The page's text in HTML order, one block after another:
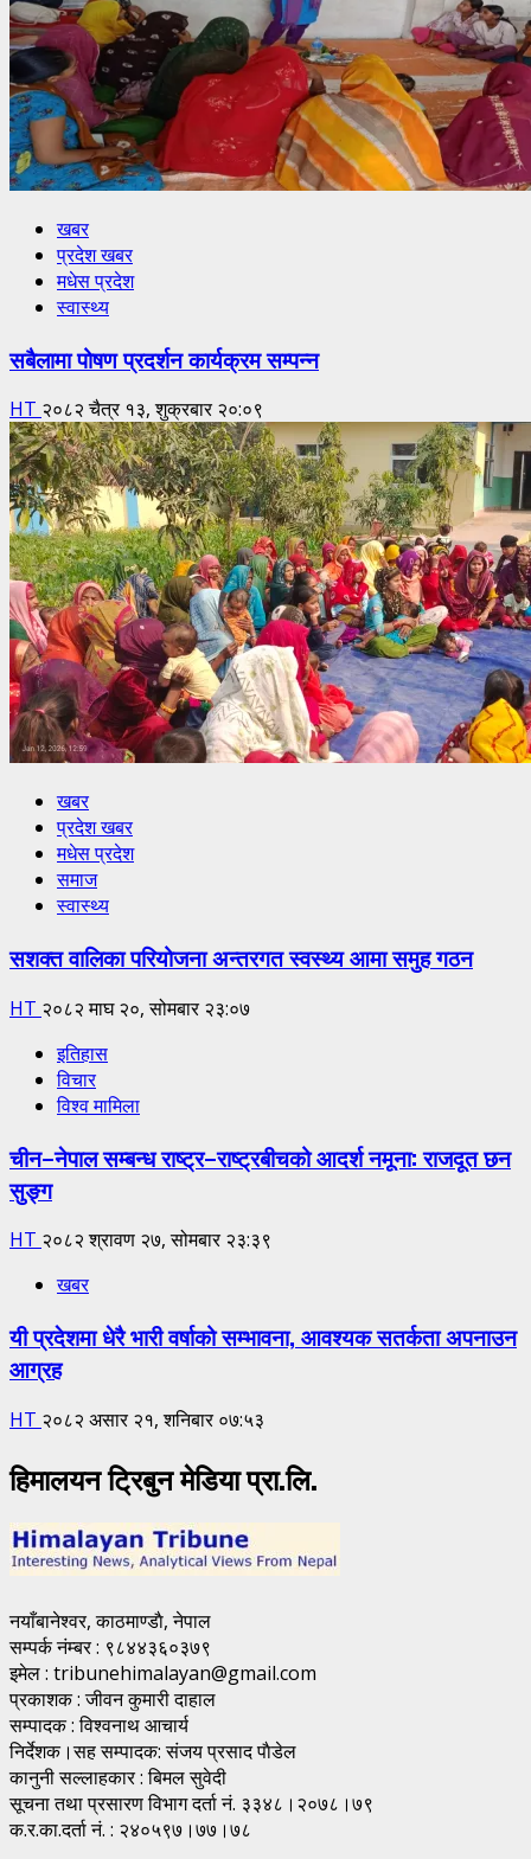
खबर
प्रदेश खबर
मधेस प्रदेश
स्वास्थ्य
सबैलामा पोषण प्रदर्शन कार्यक्रम सम्पन्न
HT २०८२ चैत्र १३, शुक्रबार २०:०९
खबर
प्रदेश खबर
मधेस प्रदेश
समाज
स्वास्थ्य
सशक्त वालिका परियोजना अन्तरगत स्वस्थ्य आमा समुह गठन
HT २०८२ माघ २०, सोमबार २३:०७
इतिहास
विचार
विश्व मामिला
चीन–नेपाल सम्बन्ध राष्ट्र–राष्ट्रबीचको आदर्श नमूना: राजदूत छन
सुङ्ग
HT २०८२ श्रावण २७, सोमबार २३:३९
खबर
यी प्रदेशमा धेरै भारी वर्षाको सम्भावना, आवश्यक सतर्कता अपनाउन
आग्रह
HT २०८२ असार २१, शनिबार ०७:५३
हिमालयन ट्रिबुन मेडिया प्रा.लि.
नयाँबानेश्वर, काठमाण्डाै, नेपाल
सम्पर्क नंम्बर : ९८४४३६०३७९
इमेल : tribunehimalayan@gmail.com
प्रकाशक : जीवन कुमारी दाहाल
सम्पादक : विश्वनाथ आचार्य
निर्देशक।सह सम्पादक: संजय प्रसाद पाैडेल
कानुनी सल्लाहकार : बिमल सुवेदी
सूचना तथा प्रसारण विभाग दर्ता नं. ३३४८।२०७८।७९
क.र.का.दर्ता नं. : २४०५९७।७७।७८